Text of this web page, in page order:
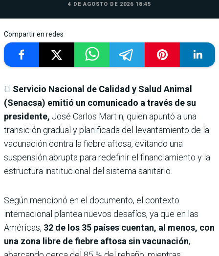
4 DE AGOSTO DE 2026 18:45
Compartir en redes
El Servicio Nacional de Calidad y Salud Animal
(Senacsa) emitió un comunicado a través de su
presidente, José Carlos Martin, quien apuntó a una
transición gradual y planificada del levantamiento de la
vacunación contra la fiebre aftosa, evitando una
suspensión abrupta para redefinir el financiamiento y la
estructura institucional del sistema sanitario.
Según mencionó en el documento, el contexto
internacional plantea nuevos desafíos, ya que en las
Américas, 32 de los 35 países cuentan, al menos, con
una zona libre de fiebre aftosa sin vacunación,